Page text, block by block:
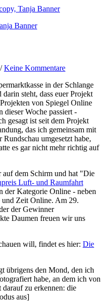
Banner
/Keine Kommentare
in der Schlange
steht, dass euer Projekt
von Spiegel Online
Woche passiert -
gesagt ist seit dem Projekt
das ich gemeinsam mit
umgesetzt habe,
es gar nicht mehr richtig auf
auf dem Schirm und hat "Die
Luft- und Raumfahrt
der Kategorie Online - neben
Zeit Online. Am 29.
der Gewinner
Daumen freuen wir uns
will, findet es hier: Die
übrigens den Mond, den ich
habe, an dem ich von
zu erkennen: die
aus]